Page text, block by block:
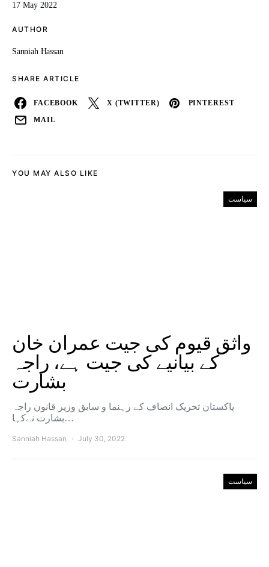
17 May 2022
AUTHOR
Sanniah Hassan
SHARE ARTICLE
FACEBOOK X (TWITTER) PINTEREST
MAIL
YOU MAY ALSO LIKE
سیاست
واثق قیوم کی جیت عمران خان
کے بیانیے کی جیت ہے، راجہ
بشارت
پاکستان تحریک انصاف کے رہنما و سابق وزیر قانون راجہ
بشارت نےکہا…
Sanniah Hassan July 30, 2022
سیاست